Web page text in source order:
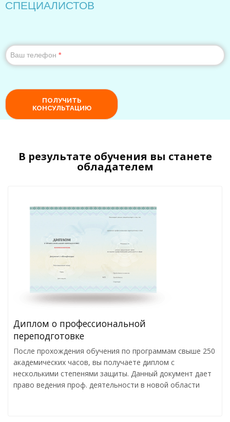
В результате обучения вы станете
обладателем
Диплом о профессиональной
переподготовке
После прохождения обучения по программам свыше 250
академических часов, вы получаете диплом с
несколькими степенями защиты. Данный документ дает
право ведения проф. деятельности в новой области